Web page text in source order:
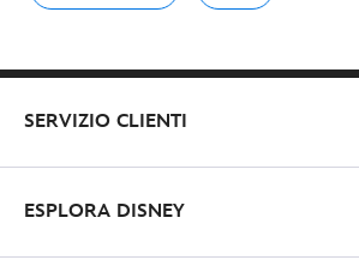
SERVIZIO CLIENTI
ESPLORA DISNEY